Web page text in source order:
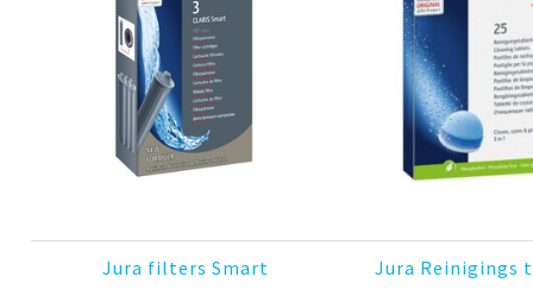
Jura filters Smart Jura Reinigings